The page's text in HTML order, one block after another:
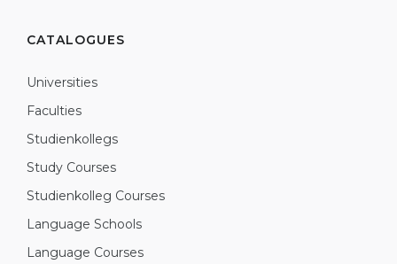
CATALOGUES
Universities
Faculties
Studienkollegs
Study Courses
Studienkolleg Courses
Language Schools
Language Courses